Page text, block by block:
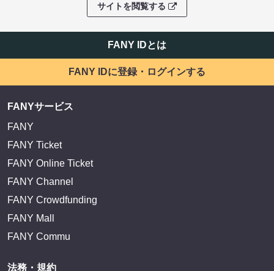
サイトを閲覧する
FANY IDとは
FANY IDに登録・ログインする
FANYサービス
FANY
FANY Ticket
FANY Online Ticket
FANY Channel
FANY Crowdfunding
FANY Mall
FANY Commu
法務・規約